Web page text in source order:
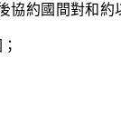
約國間對和約